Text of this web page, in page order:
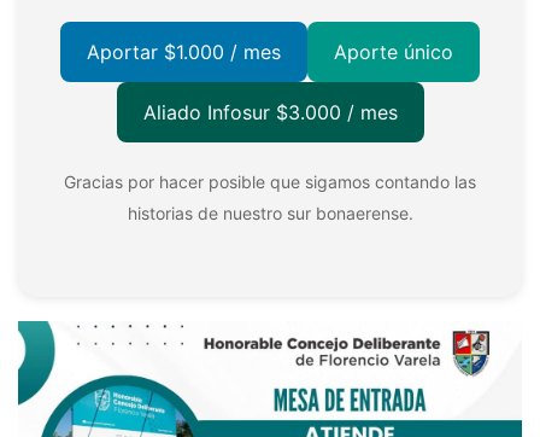
Aportar $1.000 / mes Aporte único
Aliado Infosur $3.000 / mes
Gracias por hacer posible que sigamos contando las
historias de nuestro sur bonaerense.